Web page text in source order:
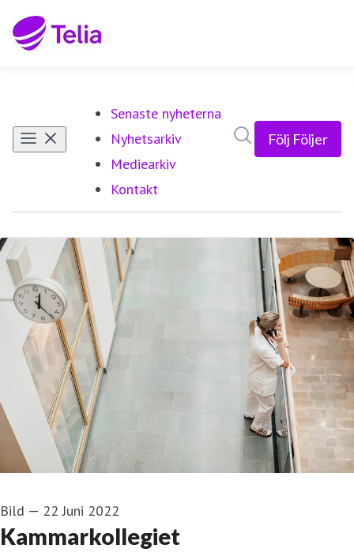
Senaste nyheterna
Nyhetsarkiv
Mediearkiv
Kontakt
Följ Följer
Bild — 22 Juni 2022
Kammarkollegiet